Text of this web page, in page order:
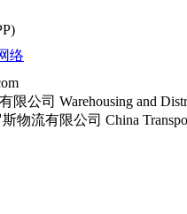
公司 Warehousing and
物流有限公司 China
络